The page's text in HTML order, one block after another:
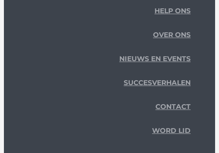
HELP ONS
OVER ONS
NIEUWS EN EVENTS
SUCCESVERHALEN
CONTACT
WORD LID